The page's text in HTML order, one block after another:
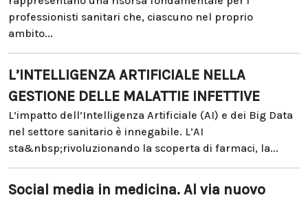
professionisti sanitari che, ciascuno nel proprio
ambito...
L’INTELLIGENZA ARTIFICIALE NELLA
GESTIONE DELLE MALATTIE INFETTIVE
L’impatto dell’Intelligenza Artificiale (AI) e dei Big Data
nel settore sanitario è innegabile. L’AI
sta&nbsp;rivoluzionando la scoperta di farmaci, la...
Social media in medicina. Al via nuovo